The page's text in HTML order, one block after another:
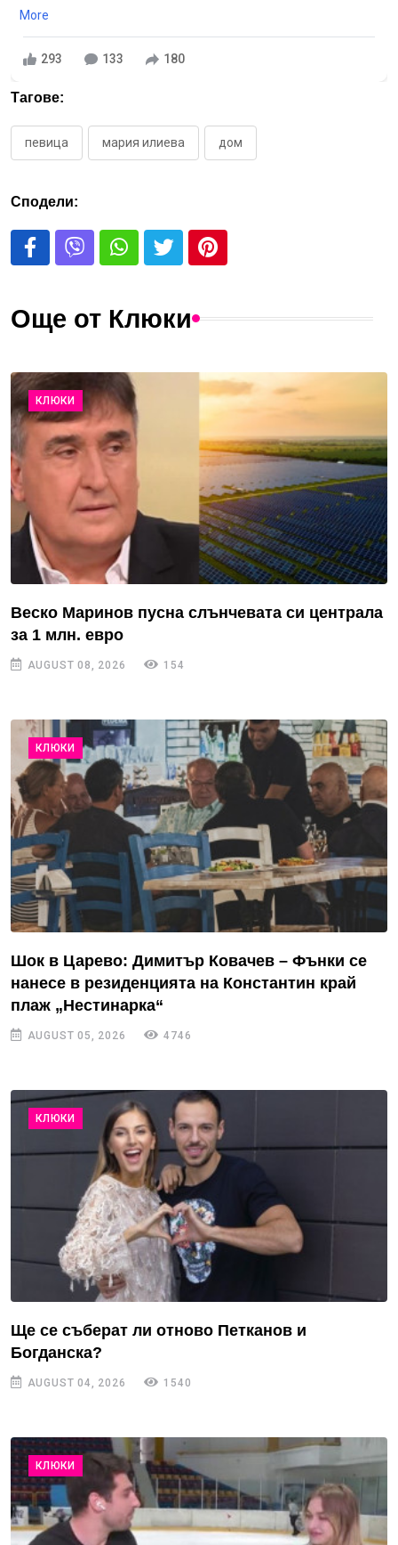
More
293 133 180
Тагове:
певица мария илиева дом
Сподели:
Още от Клюки
КЛЮКИ
Веско Маринов пусна слънчевата си централа
за 1 млн. евро
AUGUST 08, 2026 154
КЛЮКИ
Шок в Царево: Димитър Ковачев – Фънки се
нанесе в резиденцията на Константин край
плаж „Нестинарка“
AUGUST 05, 2026 4746
КЛЮКИ
Ще се съберат ли отново Петканов и
Богданска?
AUGUST 04, 2026 1540
КЛЮКИ